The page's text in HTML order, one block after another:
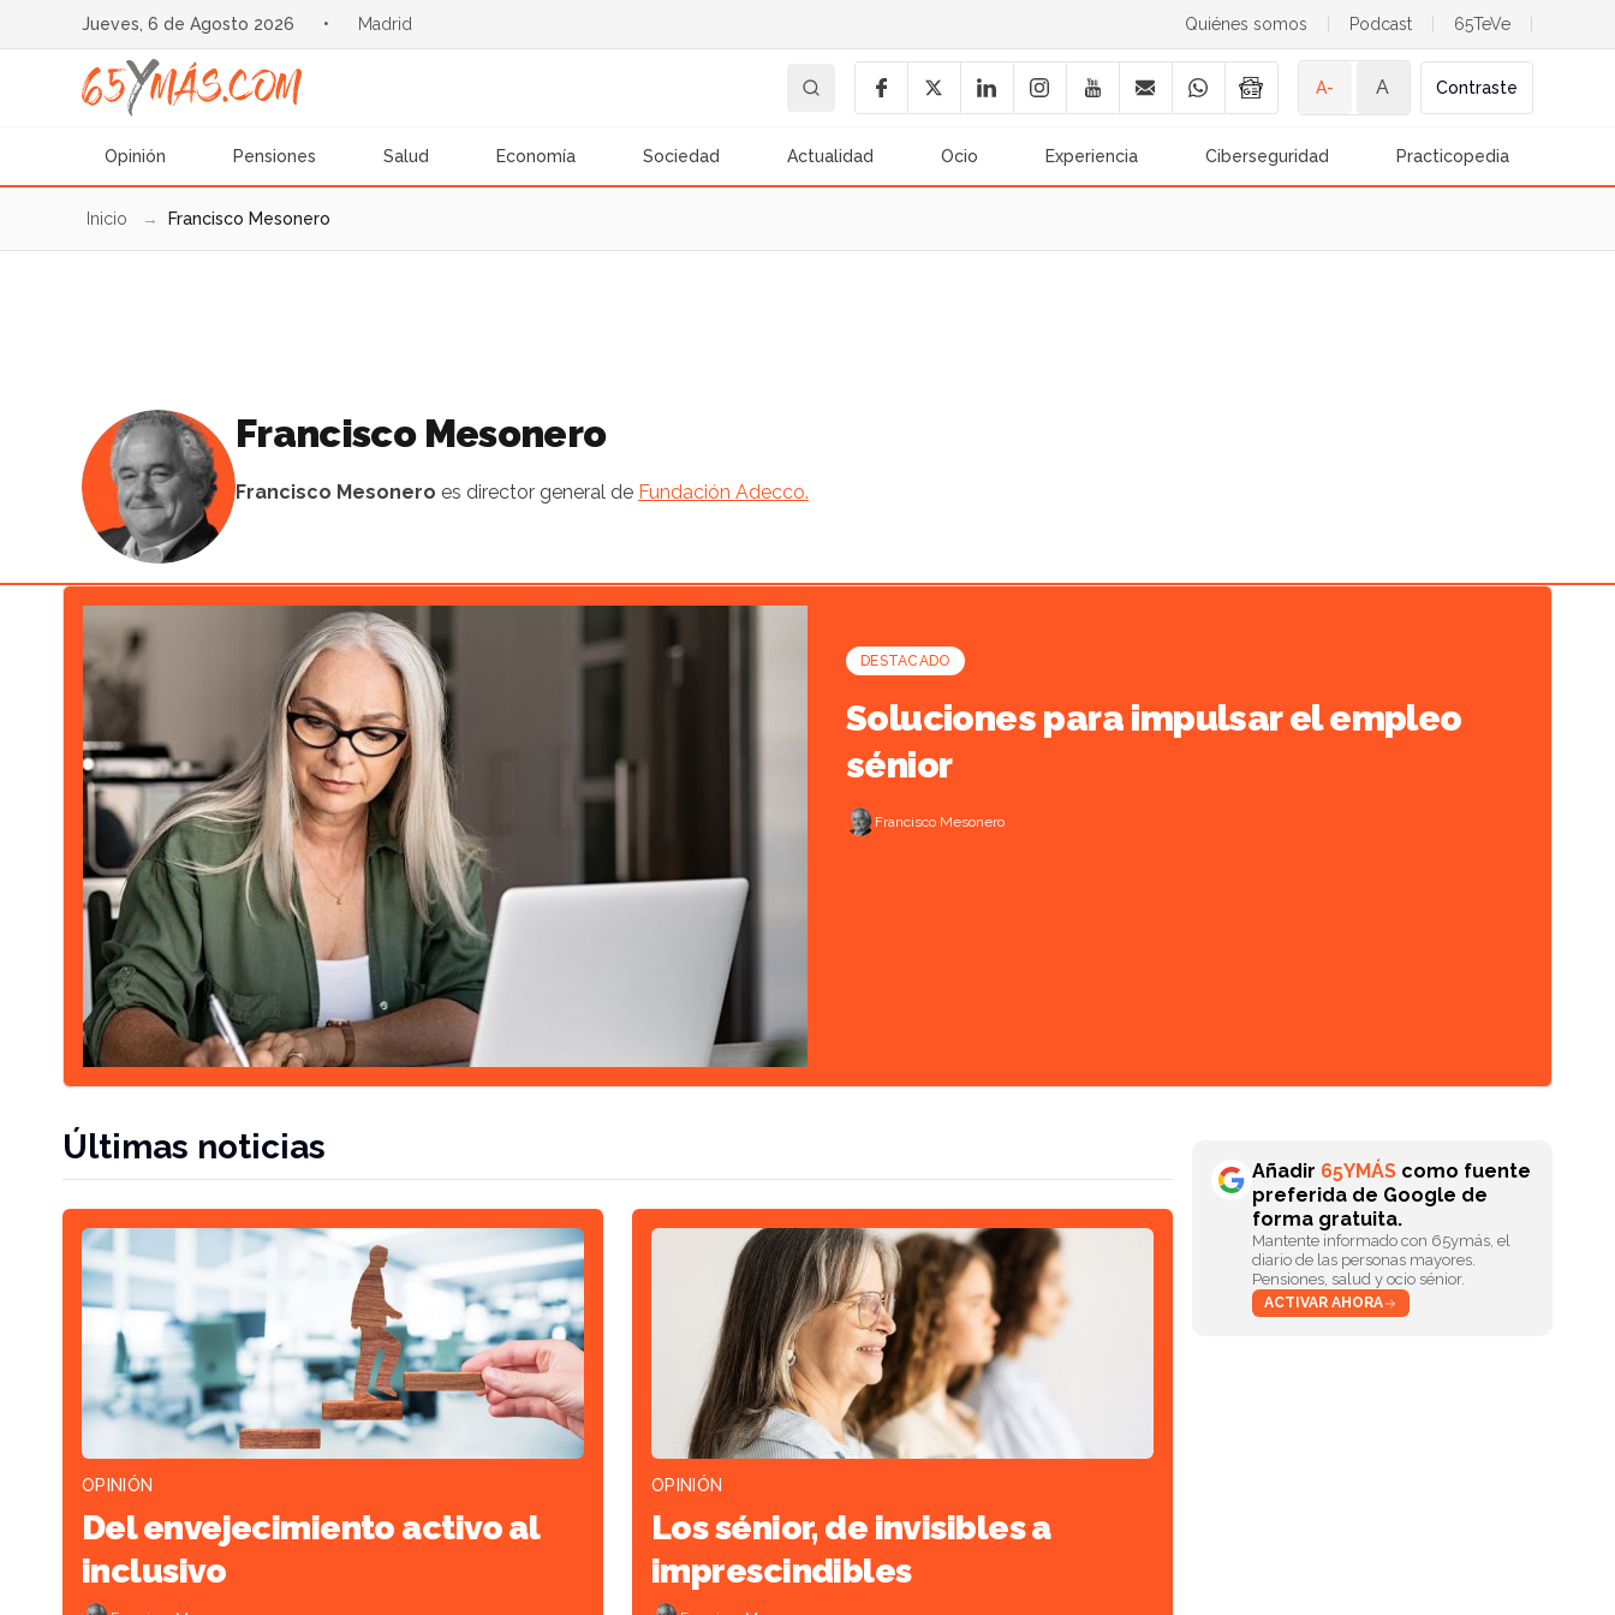
Jueves, 6 de Agosto 2026 • Madrid Quiénes somos Podcast 65TeVe
A- A Contraste
Opinión Pensiones Salud Economía Sociedad Actualidad Ocio Experiencia Ciberseguridad Practicopedia
Inicio → Francisco Mesonero
Francisco Mesonero
Francisco Mesonero es director general de Fundación Adecco.
Artículo destacado
DESTACADO
Soluciones para impulsar el empleo
sénior
Francisco Mesonero
Últimas noticias
OPINIÓN
Del envejecimiento activo al
inclusivo
OPINIÓN
Los sénior, de invisibles a
imprescindibles
Añadir 65YMÁS como fuente
preferida de Google de
forma gratuita.
Mantente informado con 65ymás, el
diario de las personas mayores.
Pensiones, salud y ocio sénior.
ACTIVAR AHORA